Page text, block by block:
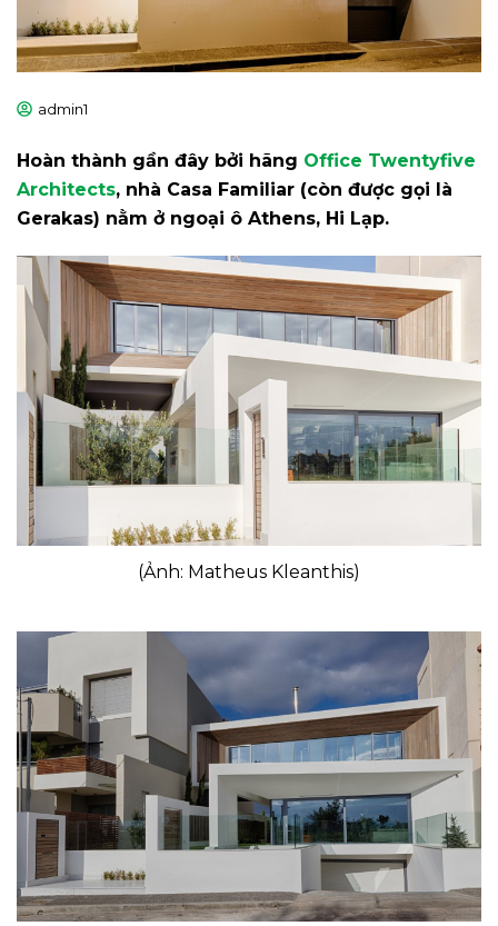
admin1
Hoàn thành gần đây bởi hãng Office Twentyfive
Architects, nhà Casa Familiar (còn được gọi là
Gerakas) nằm ở ngoại ô Athens, Hi Lạp.
(Ảnh: Matheus Kleanthis)